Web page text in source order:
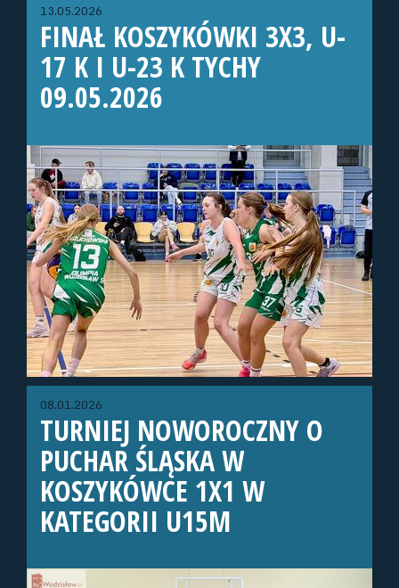
13.05.2026
FINAŁ KOSZYKÓWKI 3X3, U-
17 K I U-23 K TYCHY
09.05.2026
08.01.2026
TURNIEJ NOWOROCZNY O
PUCHAR ŚLĄSKA W
KOSZYKÓWCE 1X1 W
KATEGORII U15M